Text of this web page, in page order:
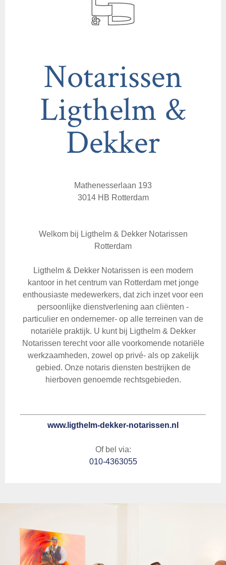
Notarissen
Ligthelm &
Dekker
Mathenesserlaan 193
3014 HB Rotterdam
Welkom bij Ligthelm & Dekker Notarissen
Rotterdam
Ligthelm & Dekker Notarissen is een modern
kantoor in het centrum van Rotterdam met jonge
enthousiaste medewerkers, dat zich inzet voor een
persoonlijke dienstverlening aan cliënten -
particulier en ondernemer- op alle terreinen van de
notariële praktijk. U kunt bij Ligthelm & Dekker
Notarissen terecht voor alle voorkomende notariële
werkzaamheden, zowel op privé- als op zakelijk
gebied. Onze notaris diensten bestrijken de
hierboven genoemde rechtsgebieden.
www.ligthelm-dekker-notarissen.nl
Of bel via:
010-4363055